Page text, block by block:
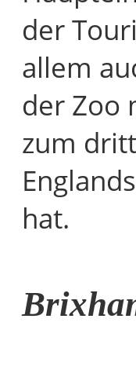
der
allem
der Zoo
zum
hat.